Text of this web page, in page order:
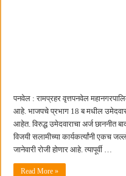
पनवेल : रामप्रहर वृत्तपनवेल
आहे. भाजपचे प्रभाग 18 ब मधील
आहेत. विरुद्ध उमेदवाराचा अर्ज छाननीत
विजयी सलामीच्या कार्यकर्त्यांनी एकच
जानेवारी रोजी होणार आहे. त्यापूर्वी …
Read More »